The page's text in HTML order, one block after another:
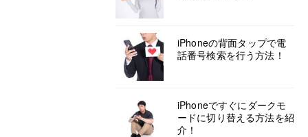
iPhoneの背面タップで電
話番号検索を行う方法！
iPhoneですぐにダークモ
ードに切り替える方法を紹
介！